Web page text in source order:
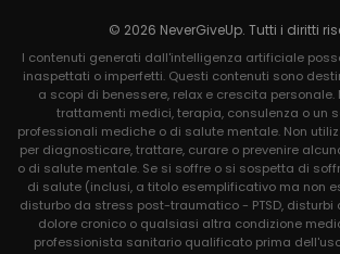
© 2026 NeverGiveUp. Tutti i diritti
I contenuti generati dall'intelligenza artificiale
inaspettati o imperfetti. Questi contenuti sono
a scopi di benessere, relax e crescita
trattamenti medici, terapia, consulenza o un
professionali mediche o di salute mentale. Non
per diagnosticare, trattare, curare o prevenire
o di salute mentale. Se si soffre o si sospetta di
di salute (inclusi, a titolo esemplificativo ma non
disturbo da stress post-traumatico - PTSD, disturbi
dolore cronico o qualsiasi altra condizione
professionista sanitario qualificato prima